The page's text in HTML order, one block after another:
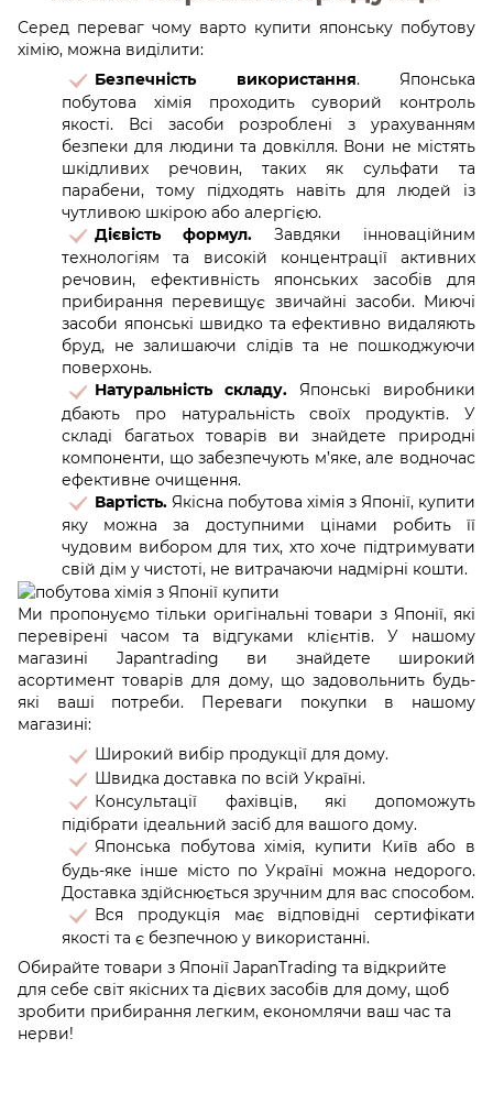
Серед переваг чому варто купити японську побутову
хімію, можна виділити:
Безпечність використання. Японська
побутова хімія проходить суворий контроль
якості. Всі засоби розроблені з урахуванням
безпеки для людини та довкілля. Вони не містять
шкідливих речовин, таких як сульфати та
парабени, тому підходять навіть для людей із
чутливою шкірою або алергією.
Дієвість формул. Завдяки інноваційним
технологіям та високій концентрації активних
речовин, ефективність японських засобів для
прибирання перевищує звичайні засоби. Миючі
засоби японські швидко та ефективно видаляють
бруд, не залишаючи слідів та не пошкоджуючи
поверхонь.
Натуральність складу. Японські виробники
дбають про натуральність своїх продуктів. У
складі багатьох товарів ви знайдете природні
компоненти, що забезпечують м’яке, але водночас
ефективне очищення.
Вартість. Якісна побутова хімія з Японії, купити
яку можна за доступними цінами робить її
чудовим вибором для тих, хто хоче підтримувати
свій дім у чистоті, не витрачаючи надмірні кошти.
Ми пропонуємо тільки оригінальні товари з Японії, які
перевірені часом та відгуками клієнтів. У нашому
магазині Japantrading ви знайдете широкий
асортимент товарів для дому, що задовольнить будь-
які ваші потреби. Переваги покупки в нашому
магазині:
Широкий вибір продукції для дому.
Швидка доставка по всій Україні.
Консультації фахівців, які допоможуть
підібрати ідеальний засіб для вашого дому.
Японська побутова хімія, купити Київ або в
будь-яке інше місто по Україні можна недорого.
Доставка здійснюється зручним для вас способом.
Вся продукція має відповідні сертифікати
якості та є безпечною у використанні.
Обирайте товари з Японії JapanTrading та відкрийте
для себе світ якісних та дієвих засобів для дому, щоб
зробити прибирання легким, економлячи ваш час та
нерви!